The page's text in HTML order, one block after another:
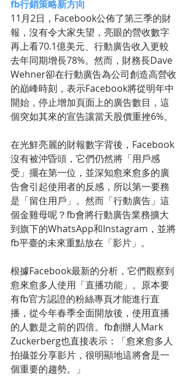
fb行銷策略新方向
11月2日，Facebook公佈了第三季的財
報，沒有令大家失望，亮眼的營收數字
再上看70.1億美元、行動廣告收入更較
去年同期增長78%。然而，財務長Dave
Wehner卻在行動廣告為公司創造高營收
的巔峰時刻，表示Facebook將從明年中
開始，停止增加頁面上的廣告數目，這
個突如其來的宣告讓當天股價重挫6%。
在光鮮亮麗的財報數字背後，Facebook
沒有被沖昏頭，它們仍然將「用戶感
受」擺在第一位，並深知愈來愈多的廣
告會引起使用者的反感，所以第一要務
是「留住用戶」。然而「行動廣告」這
個金雞母呢？fb會將行動廣告業務擴大
到旗下的WhatsApp和Instagram，並將
fb平臺的未來重點放在「影片」。
根據Facebook最新的分析，它們觀察到
愈來愈多人使用「直播功能」。原本要
有fb官方認證的粉絲專頁才能進行直
播，從今年春季全面開放後，使用直播
的人數是之前的四倍。fb創辦人Mark
Zuckerberg也直接表示：「愈來愈多人
拍攝並分享影片，很明顯地這將會是一
個重要的趨勢。」